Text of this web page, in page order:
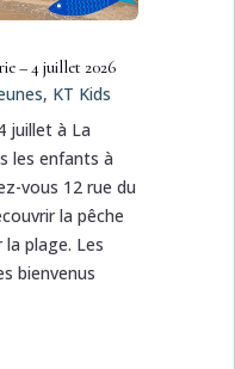
– 4 juillet 2026
, KT Kids
juillet à La
les enfants à
vous 12 rue du
la pêche
la plage. Les
bienvenus